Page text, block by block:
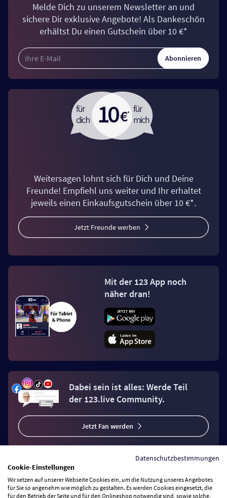
Melde Dich zu unserem Newsletter an und
sichere Dir exklusive Angebote! Als Dankeschön
erhältst Du einen Gutschein über 10 €*
Abonnieren
Weitersagen lohnt sich für Dich und Deine
Freunde! Empfiehl uns weiter und Ihr erhaltet
jeweils einen Einkaufsgutschein über 10 €*.
Jetzt Freunde werben
Mit der 123 App noch
näher dran!
Dabei sein ist alles: Werde Teil
der 123.live Community.
Jetzt Fan werden
Vertrag widerrufen
Datenschutzbestimmungen
Cookie-Einstellungen
Wir setzen auf unserer Webseite Cookies ein, um die Nutzung unseres Angebotes
für Sie so angenehm wie möglich zu gestalten. Es werden Cookies eingesetzt, die
für den Betrieb der Seite und für den Onlineshop notwendig sind, sowie solche,